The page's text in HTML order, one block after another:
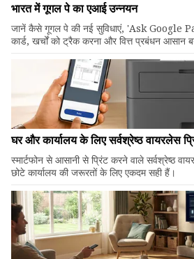
भारत में गूगल पे का एआई उन्नयन
जानें कैसे गूगल पे की नई सुविधाएं, 'Ask Google
कार्ड, खर्चों को ट्रैक करना और वित्त प्रबंधन आसान
घर और कार्यालय के लिए सर्वश्रेष्ठ वायरलेस
स्मार्टफोन से आसानी से प्रिंट करने वाले सर्वश्रेष्ठ
छोटे कार्यालय की जरूरतों के लिए एकदम सही हैं।